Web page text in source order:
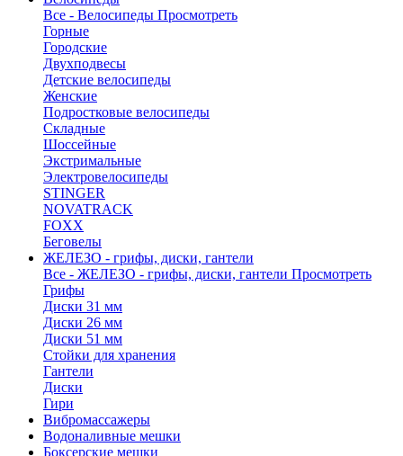
Все - Велосипеды Просмотреть
Горные
Городские
Двухподвесы
Детские велосипеды
Женские
Подростковые велосипеды
Складные
Шоссейные
Экстримальные
Электровелосипеды
STINGER
NOVATRACK
FOXX
Беговелы
ЖЕЛЕЗО - грифы, диски, гантели
Все - ЖЕЛЕЗО - грифы, диски, гантели Просмотреть
Грифы
Диски 31 мм
Диски 26 мм
Диски 51 мм
Стойки для хранения
Гантели
Диски
Гири
Вибромассажеры
Водоналивные мешки
Боксерские мешки